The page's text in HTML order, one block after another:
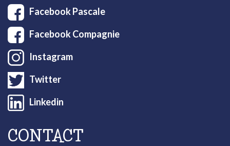
Facebook Pascale
Facebook Compagnie
Instagram
Twitter
Linkedin
CONTACT